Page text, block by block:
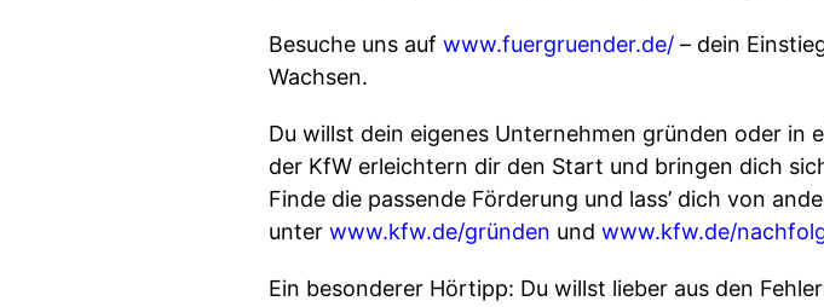
Besuche uns auf www.fuergruender.de/ – dein
Wachsen.
Du willst dein eigenes Unternehmen gründen oder in
der KfW erleichtern dir den Start und bringen dich
Finde die passende Förderung und lass’ dich von
unter⁠⁠⁠⁠ ⁠⁠⁠⁠⁠⁠⁠⁠⁠⁠www.kfw.de/gründen ⁠⁠⁠⁠⁠⁠ und ⁠⁠www.kfw.de/
Ein besonderer Hörtipp: Du willst lieber aus den